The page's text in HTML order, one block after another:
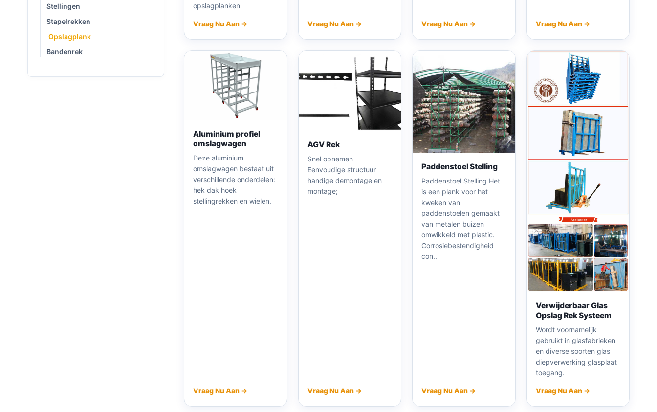
Stellingen
Stapelrekken
Opslagplank
Bandenrek
opslagplanken
Vraag Nu Aan → Vraag Nu Aan → Vraag Nu Aan → Vraag Nu Aan →
Aluminium profiel
omslagwagen
Deze aluminium
omslagwagen bestaat uit
verschillende onderdelen:
hek dak hoek
stellingrekken en wielen.
Vraag Nu Aan →
AGV Rek
Snel opnemen
Eenvoudige structuur
handige demontage en
montage;
Vraag Nu Aan →
Paddenstoel Stelling
Paddenstoel Stelling Het
is een plank voor het
kweken van
paddenstoelen gemaakt
van metalen buizen
omwikkeld met plastic.
Corrosiebestendigheid
con...
Vraag Nu Aan →
Verwijderbaar Glas
Opslag Rek Systeem
Wordt voornamelijk
gebruikt in glasfabrieken
en diverse soorten glas
diepverwerking glasplaat
toegang.
Vraag Nu Aan →